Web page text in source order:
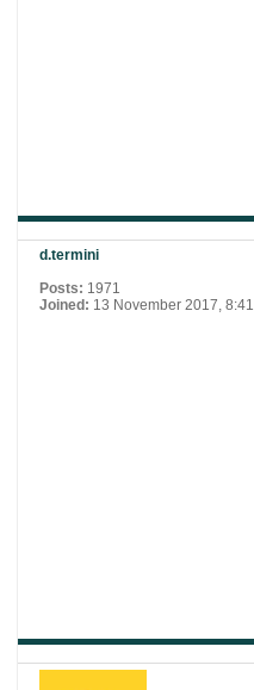
d.termini
Posts: 1971
Joined: 13 November 2017, 8:41